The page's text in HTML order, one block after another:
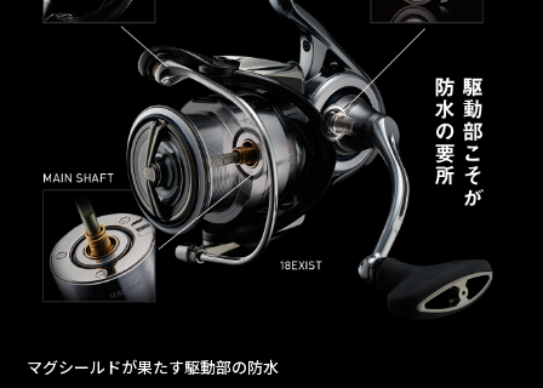
マグシールドが果たす駆動部の防水